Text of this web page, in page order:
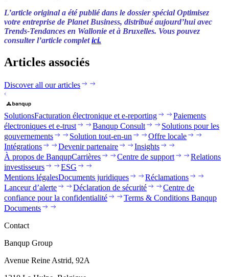
L’article original a été publié dans le dossier spécial Optimisez
votre entreprise de Planet Business, distribué aujourd’hui avec
Trends-Tendances en Wallonie et à Bruxelles. Vous pouvez
consulter l’article completici.
Articles associés
Discover all our articles
SolutionsFacturation électronique et e-reporting
Paiements
électroniques et e-trust
Banqup Consult
Solutions pour les
gouvernements
Solution tout-en-un
Offre locale
Intégrations
Devenir partenaire
Insights
À propos de BanqupCarrières Centre de support
Relations
investisseurs
ESG
Mentions légalesDocuments juridiques
Réclamations
Lanceur d’alerte
Déclaration de sécurité
Centre de
confiance pour la confidentialité
Terms & Conditions Banqup
Documents
Contact
Banqup Group
Avenue Reine Astrid, 92A